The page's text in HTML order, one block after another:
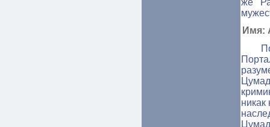
же
Имя:
никак